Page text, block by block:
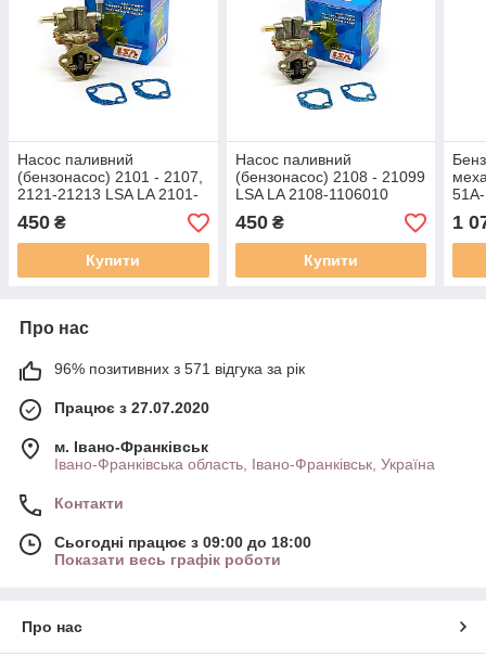
Насос паливний
(бензонасос) 2101 - 2107,
2121-21213 LSA LA 2101-
1106010
450 ₴
Купити
Насос паливний
(бензонасос) 2108 - 21099
LSA LA 2108-1106010
450₴
Купити
1
Про нас
96% позитивних з 571 відгука за рік
Працює з 27.07.2020
м. Івано-Франківськ
Івано-Франківська область, Івано-Франківськ, Україна
Контакти
Сьогодні працює з 09:00 до 18:00
Показати весь графік роботи
Про нас